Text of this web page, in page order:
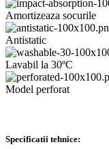
Amortizeaza socurile
Antistatic
Lavabil la 30ºC
Model perforat
Specificatii tehnice: